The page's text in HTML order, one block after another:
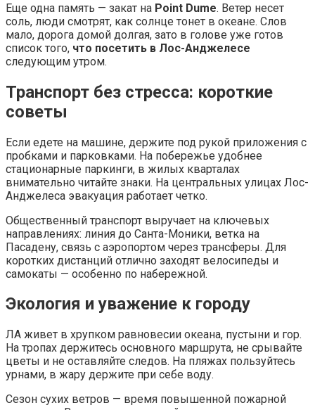
Еще одна память — закат на Point Dume. Ветер несет
соль, люди смотрят, как солнце тонет в океане. Слов
мало, дорога домой долгая, зато в голове уже готов
список того, что посетить в Лос-Анджелесе
следующим утром.
Транспорт без стресса: короткие
советы
Если едете на машине, держите под рукой приложения с
пробками и парковками. На побережье удобнее
стационарные паркинги, в жилых кварталах
внимательно читайте знаки. На центральных улицах Лос-
Анджелеса эвакуация работает четко.
Общественный транспорт выручает на ключевых
направлениях: линия до Санта-Моники, ветка на
Пасадену, связь с аэропортом через трансферы. Для
коротких дистанций отлично заходят велосипеды и
самокаты — особенно по набережной.
Экология и уважение к городу
ЛА живет в хрупком равновесии океана, пустыни и гор.
На тропах держитесь основного маршрута, не срывайте
цветы и не оставляйте следов. На пляжах пользуйтесь
урнами, в жару держите при себе воду.
Сезон сухих ветров — время повышенной пожарной